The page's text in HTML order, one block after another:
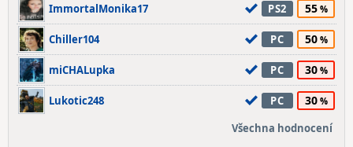
ImmortalMonika17 PS2 55
Chiller104 PC 50
miCHALupka PC 30
Lukotic248 PC 30
Všechna hodnocení